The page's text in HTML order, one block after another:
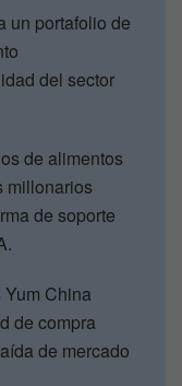
un portafolio de
del sector
de alimentos
millonarios
de soporte
China
de compra
de mercado